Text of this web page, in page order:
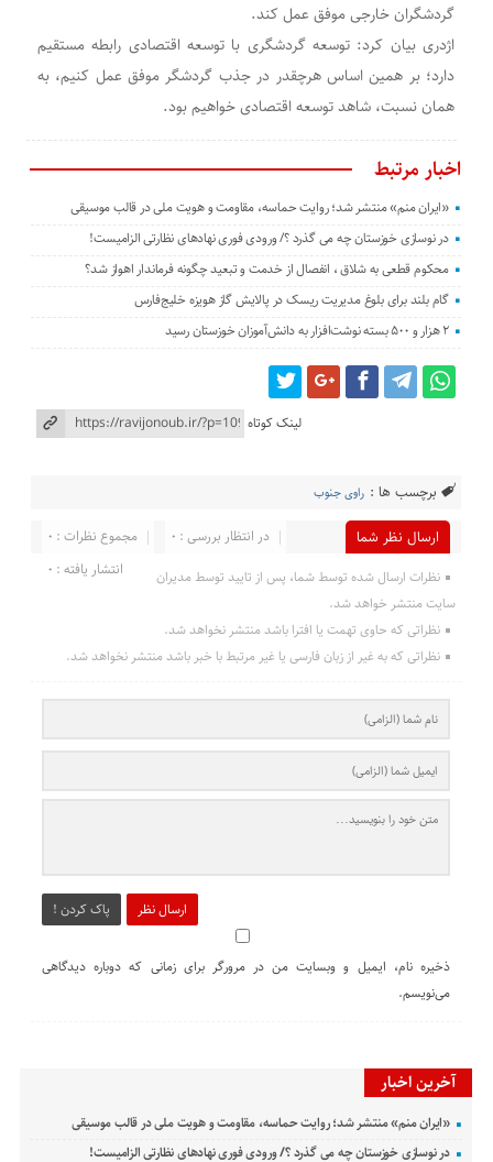
گردشگران خارجی موفق عمل کند.
اژدری بیان کرد: توسعه گردشگری با توسعه اقتصادی رابطه مستقیم
دارد؛ بر همین اساس هرچقدر در جذب گردشگر موفق عمل کنیم، به
همان نسبت، شاهد توسعه اقتصادی خواهیم بود.
اخبار مرتبط
«ایران منم» منتشر شد؛ روایت حماسه، مقاومت و هویت ملی در قالب موسیقی
در نوسازی خوزستان چه می گذرد ؟/ ورودی فوری نهادهای نظارتی الزامیست!
محکوم قطعی به شلاق ، انفصال از خدمت و تبعید چگونه فرماندار اهواز شد؟
گام بلند برای بلوغ مدیریت ریسک در پالایش گاز هویزه خلیج‌فارس
۲ هزار و ۵۰۰ بسته نوشت‌افزار به دانش‌آموزان خوزستان رسید
لینک کوتاه
برچسب ها : راوی جنوب
ارسال نظر شما مجموع نظرات : 0
در انتظار بررسی : 0
انتشار یافته : 0
نظرات ارسال شده توسط شما، پس از تایید توسط مدیران
سایت منتشر خواهد شد.
نظراتی که حاوی تهمت یا افترا باشد منتشر نخواهد شد.
نظراتی که به غیر از زبان فارسی یا غیر مرتبط با خبر باشد منتشر نخواهد شد.
ارسال نظر پاک کردن !
ذخیره نام، ایمیل و وبسایت من در مرورگر برای زمانی که دوباره دیدگاهی
می‌نویسم.
آخرین اخبار
«ایران منم» منتشر شد؛ روایت حماسه، مقاومت و هویت ملی در قالب موسیقی
در نوسازی خوزستان چه می گذرد ؟/ ورودی فوری نهادهای نظارتی الزامیست!